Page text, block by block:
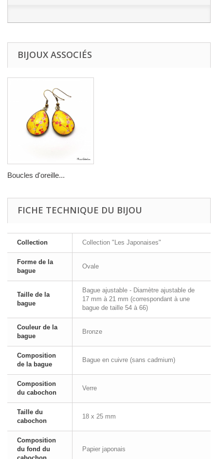
BIJOUX ASSOCIÉS
Boucles d'oreille...
FICHE TECHNIQUE DU BIJOU
Collection Collection "Les Japonaises"
Forme de la
bague
Ovale
Taille de la
bague
Bague ajustable - Diamètre ajustable de
17 mm à 21 mm (correspondant à une
bague de taille 54 à 66)
Couleur de la
bague
Bronze
Composition
de la bague
Bague en cuivre (sans cadmium)
Composition
du cabochon
Verre
Taille du
cabochon
18 x 25 mm
Composition
du fond du
Papier japonais